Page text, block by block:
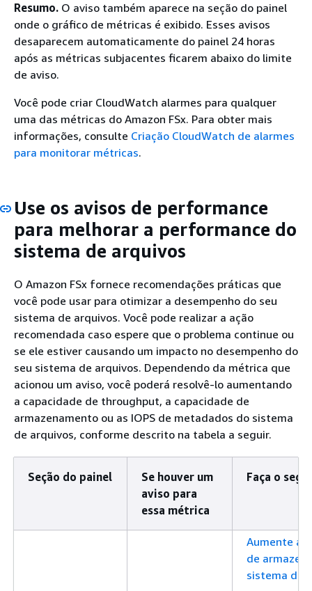
Resumo. O aviso também aparece na seção do painel
onde o gráfico de métricas é exibido. Esses avisos
desaparecem automaticamente do painel 24 horas
após as métricas subjacentes ficarem abaixo do limite
de aviso.
Você pode criar CloudWatch alarmes para qualquer
uma das métricas do Amazon FSx. Para obter mais
informações, consulte Criação CloudWatch de alarmes
para monitorar métricas.
Use os avisos de performance
para melhorar a performance do
sistema de arquivos
O Amazon FSx fornece recomendações práticas que
você pode usar para otimizar a desempenho do seu
sistema de arquivos. Você pode realizar a ação
recomendada caso espere que o problema continue ou
se ele estiver causando um impacto no desempenho do
seu sistema de arquivos. Dependendo da métrica que
acionou um aviso, você poderá resolvê-lo aumentando
a capacidade de throughput, a capacidade de
armazenamento ou as IOPS de metadados do sistema
de arquivos, conforme descrito na tabela a seguir.
Seção do painel
Se houver um
aviso para
essa métrica
Faça o
Aumente a
de
sistema de